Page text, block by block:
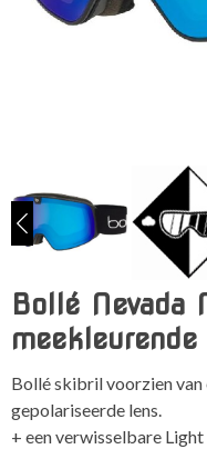
Bollé Nevada
Bollé skibril voorzien
gepolariseerde lens.
+ een verwisselbare